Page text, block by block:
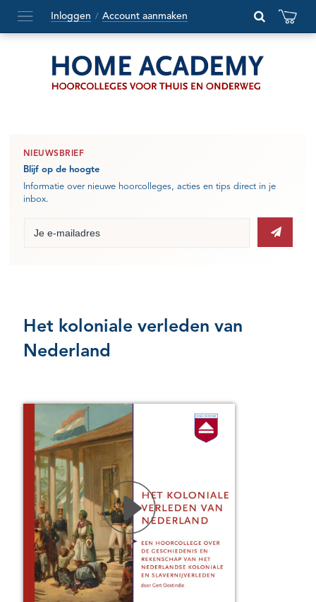
Hoofdmenu
openen
Inloggen / Account aanmaken
NIEUWSBRIEF
Blijf op de hoogte
Informatie over nieuwe hoorcolleges, acties en tips direct in je
inbox.
Het koloniale verleden van
Nederland